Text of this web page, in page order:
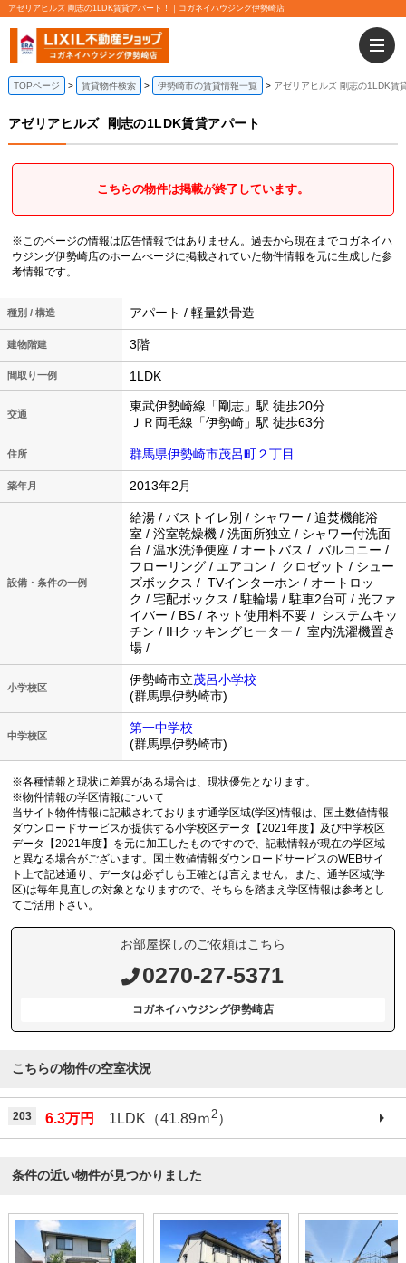
アゼリアヒルズ 剛志の1LDK賃貸アパート！｜コガネイハウジング伊勢崎店
TOPページ 賃貸物件検索 伊勢崎市の賃貸情報一覧 アゼリアヒルズ 剛志の1LDK賃
アゼリアヒルズ 剛志の1LDK賃貸アパート
こちらの物件は掲載が終了しています。
※このページの情報は広告情報ではありません。過去から現在までコガネイハ
ウジング伊勢崎店のホームぺージに掲載されていた物件情報を元に生成した参
考情報です。
種別 / 構造 アパート / 軽量鉄骨造
建物階建 3階
間取り一例 1LDK
交通
東武伊勢崎線「剛志」駅 徒歩20分
ＪＲ両毛線「伊勢崎」駅 徒歩63分
住所 群馬県伊勢崎市茂呂町２丁目
築年月 2013年2月
設備・条件の一例
給湯 / バストイレ別 / シャワー / 追焚機能浴
室 / 浴室乾燥機 / 洗面所独立 / シャワー付洗面
台 / 温水洗浄便座 / オートバス / バルコニー /
フローリング / エアコン / クロゼット / シュー
ズボックス / TVインターホン / オートロッ
ク / 宅配ボックス / 駐輪場 / 駐車2台可 / 光ファ
イバー / BS / ネット使用料不要 / システムキッ
チン / IHクッキングヒーター / 室内洗濯機置き
場 /
小学校区
伊勢崎市立茂呂小学校
(群馬県伊勢崎市)
中学校区
第一中学校
(群馬県伊勢崎市)
※各種情報と現状に差異がある場合は、現状優先となります。
※物件情報の学区情報について
当サイト物件情報に記載されております通学区域(学区)情報は、国土数値情報
ダウンロードサービスが提供する小学校区データ【2021年度】及び中学校区
データ【2021年度】を元に加工したものですので、記載情報が現在の学区域
と異なる場合がございます。国土数値情報ダウンロードサービスのWEBサイ
ト上で記述通り、データは必ずしも正確とは言えません。また、通学区域(学
区)は毎年見直しの対象となりますので、そちらを踏まえ学区情報は参考とし
てご活用下さい。
お部屋探しのご依頼はこちら
0270-27-5371
コガネイハウジング伊勢崎店
こちらの物件の空室状況
203 6.3万円 1LDK（41.89ｍ2）
条件の近い物件が見つかりました